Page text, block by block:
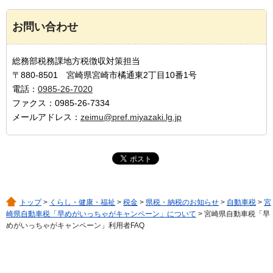
お問い合わせ
総務部税務課地方税徴収対策担当
〒880-8501 宮崎県宮崎市橘通東2丁目10番1号
電話： 0985-26-7020
ファクス：0985-26-7334
メールアドレス： zeimu@pref.miyazaki.lg.jp
トップ> くらし・健康・福祉 > 税金 > 県税・納税のお知らせ > 自動車税 > 宮
崎県自動車税「早めがいっちゃがキャンペーン」について > 宮崎県自動車税「早
めがいっちゃがキャンペーン」利用者FAQ